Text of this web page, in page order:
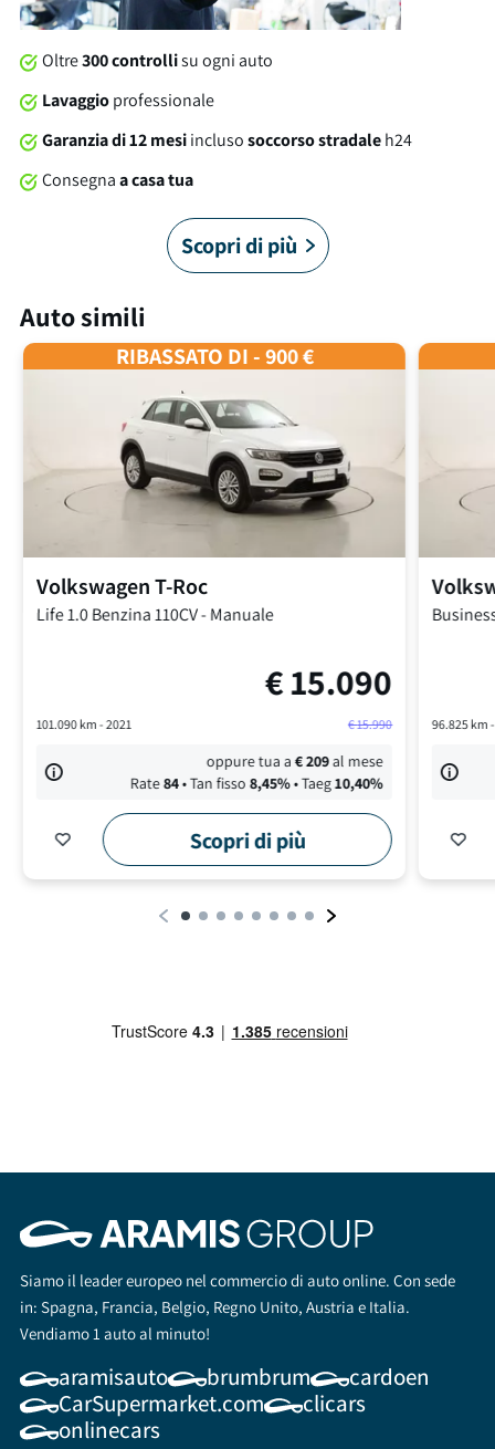
Oltre300 controllisu ogni auto
Lavaggioprofessionale
Garanzia di 12 mesiinclusosoccorso stradaleh24
Consegnaa casa tua
Scopri di più
Auto simili
RIBASSATO DI - 900 €
VolkswagenT-Roc
Life1.0 Benzina 110CV-Manuale
€15.090
101.090km - 2021 €15.990
oppure tua a€209al mese
Rate84• Tan fisso 8,45%• Taeg10,40%
Scopri di più
96.825km
Siamo il leader europeo nel commercio di auto online. Con sede
in: Spagna, Francia, Belgio, Regno Unito, Austria e Italia.
Vendiamo 1 auto al minuto!
aramisauto brumbrum
cardoen
CarSupermarket.com
clicars
onlinecars